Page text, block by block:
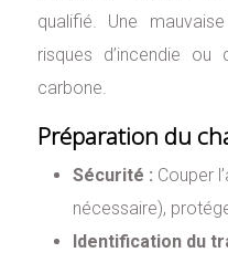
qualifié. Une
risques d’incendie ou
carbone.
Préparation du
Sécurité : Couper
nécessaire),
Identification du